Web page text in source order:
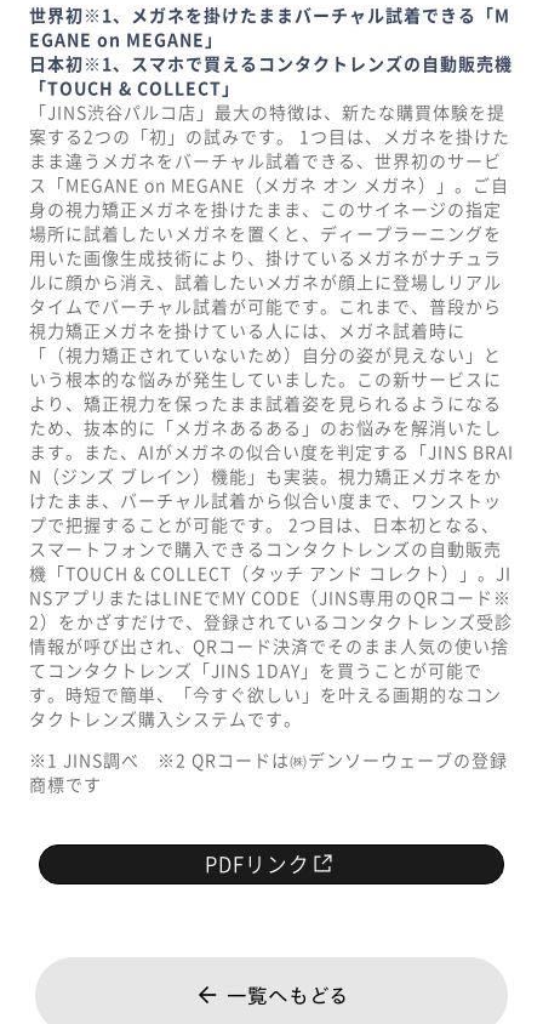
世界初※1、メガネを掛けたままバーチャル試着できる「M
EGANE on MEGANE」
日本初※1、スマホで買えるコンタクトレンズの自動販売機
「TOUCH & COLLECT」
「JINS渋谷パルコ店」最大の特徴は、新たな購買体験を提
案する2つの「初」の試みです。 1つ目は、メガネを掛けた
まま違うメガネをバーチャル試着できる、世界初のサービ
ス「MEGANE on MEGANE（メガネ オン メガネ）」。ご自
身の視力矯正メガネを掛けたまま、このサイネージの指定
場所に試着したいメガネを置くと、ディープラーニングを
用いた画像生成技術により、掛けているメガネがナチュラ
ルに顔から消え、試着したいメガネが顔上に登場しリアル
タイムでバーチャル試着が可能です。これまで、普段から
視力矯正メガネを掛けている人には、メガネ試着時に
「（視力矯正されていないため）自分の姿が見えない」と
いう根本的な悩みが発生していました。この新サービスに
より、矯正視力を保ったまま試着姿を見られるようになる
ため、抜本的に「メガネあるある」のお悩みを解消いたし
ます。また、AIがメガネの似合い度を判定する「JINS BRAI
N（ジンズ ブレイン）機能」も実装。視力矯正メガネをか
けたまま、バーチャル試着から似合い度まで、ワンストッ
プで把握することが可能です。 2つ目は、日本初となる、
スマートフォンで購入できるコンタクトレンズの自動販売
機「TOUCH & COLLECT（タッチ アンド コレクト）」。JI
NSアプリまたはLINEでMY CODE（JINS専用のQRコード※
2）をかざすだけで、登録されているコンタクトレンズ受診
情報が呼び出され、QRコード決済でそのまま人気の使い捨
てコンタクトレンズ「JINS 1DAY」を買うことが可能で
す。時短で簡単、「今すぐ欲しい」を叶える画期的なコン
タクトレンズ購入システムです。
※1 JINS調べ ※2 QRコードは㈱デンソーウェーブの登録
商標です
PDFリンク
一覧へもどる